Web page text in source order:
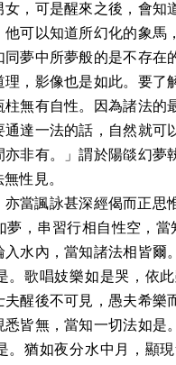
，可是醒來之後，會知
可以知道所幻化的象
夢中所夢般的是不存
，影像也是如此。要
無有自性。因為諸法
達一法的話，自然就
非有。」謂於陽燄幻
性見。
當諷詠甚深經偈而正
夢，串習行相自性空，當
水內，當知諸法相皆
。歌唱妓樂如是哭，依
醒後不可見，愚夫希
皆無，當知一切法如
。猶如夜分水中月，顯